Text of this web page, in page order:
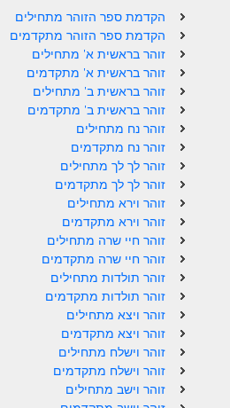
הקדמת ספר הזוהר מתחילים
הקדמת ספר הזוהר מתקדמים
זוהר בראשית א' מתחילים
זוהר בראשית א' מתקדמים
זוהר בראשית ב' מתחילים
זוהר בראשית ב' מתקדמים
זוהר נח מתחילים
זוהר נח מתקדמים
זוהר לך לך מתחילים
זוהר לך לך מתקדמים
זוהר וירא מתחילים
זוהר וירא מתקדמים
זוהר חיי שרה מתחילים
זוהר חיי שרה מתקדמים
זוהר תולדות מתחילים
זוהר תולדות מתקדמים
זוהר ויצא מתחילים
זוהר ויצא מתקדמים
זוהר וישלח מתחילים
זוהר וישלח מתקדמים
זוהר וישב מתחילים